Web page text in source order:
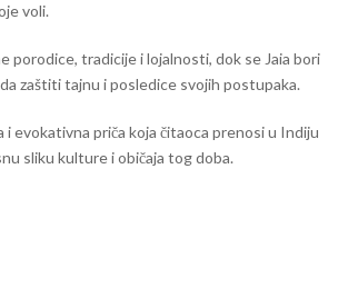
voli.
porodice, tradicije i lojalnosti, dok se Jaia bori
zaštiti tajnu i posledice svojih postupaka.
i evokativna priča koja čitaoca prenosi u Indiju
sliku kulture i običaja tog doba.